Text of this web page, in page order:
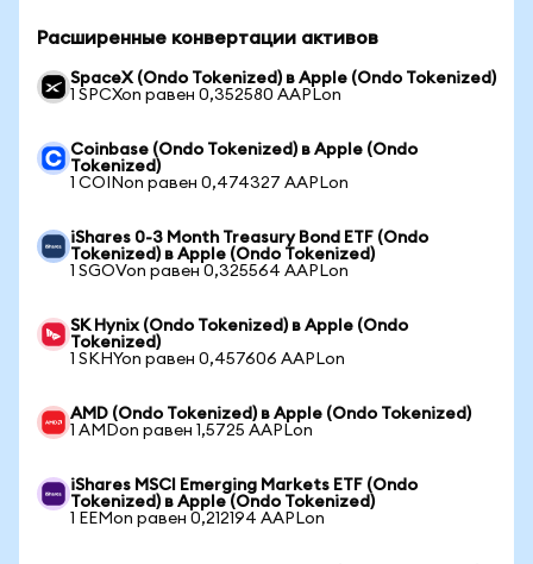
Расширенные конвертации активов
SpaceX (Ondo Tokenized) в Apple (Ondo Tokenized)
1 SPCXon равен 0,352580 AAPLon
Coinbase (Ondo Tokenized) в Apple (Ondo
Tokenized)
1 COINon равен 0,474327 AAPLon
iShares 0-3 Month Treasury Bond ETF (Ondo
Tokenized) в Apple (Ondo Tokenized)
1 SGOVon равен 0,325564 AAPLon
SK Hynix (Ondo Tokenized) в Apple (Ondo
Tokenized)
1 SKHYon равен 0,457606 AAPLon
AMD (Ondo Tokenized) в Apple (Ondo Tokenized)
1 AMDon равен 1,5725 AAPLon
iShares MSCI Emerging Markets ETF (Ondo
Tokenized) в Apple (Ondo Tokenized)
1 EEMon равен 0,212194 AAPLon